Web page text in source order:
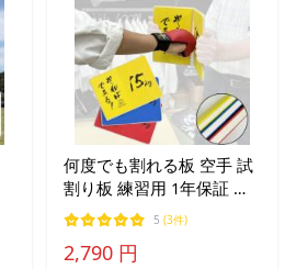
何度でも割れる板 空手 試
割り板 練習用 1年保証 強
度が３種類から選べる ラ
イナースポーツオリジナル
LSALI027
5 (3件)
2,790 円